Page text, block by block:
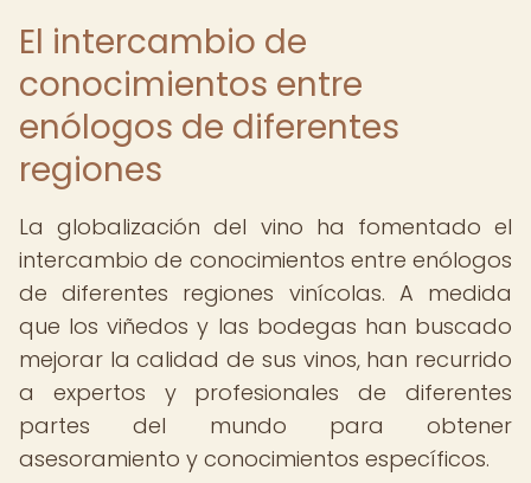
El intercambio de
conocimientos entre
enólogos de diferentes
regiones
La globalización del vino ha fomentado el
intercambio de conocimientos entre enólogos
de diferentes regiones vinícolas. A medida
que los viñedos y las bodegas han buscado
mejorar la calidad de sus vinos, han recurrido
a expertos y profesionales de diferentes
partes del mundo para obtener
asesoramiento y conocimientos específicos.